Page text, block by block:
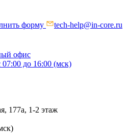
форму
tech-help@in-core.ru
офис
до 16:00 (мск)
177а, ​1-2 этаж